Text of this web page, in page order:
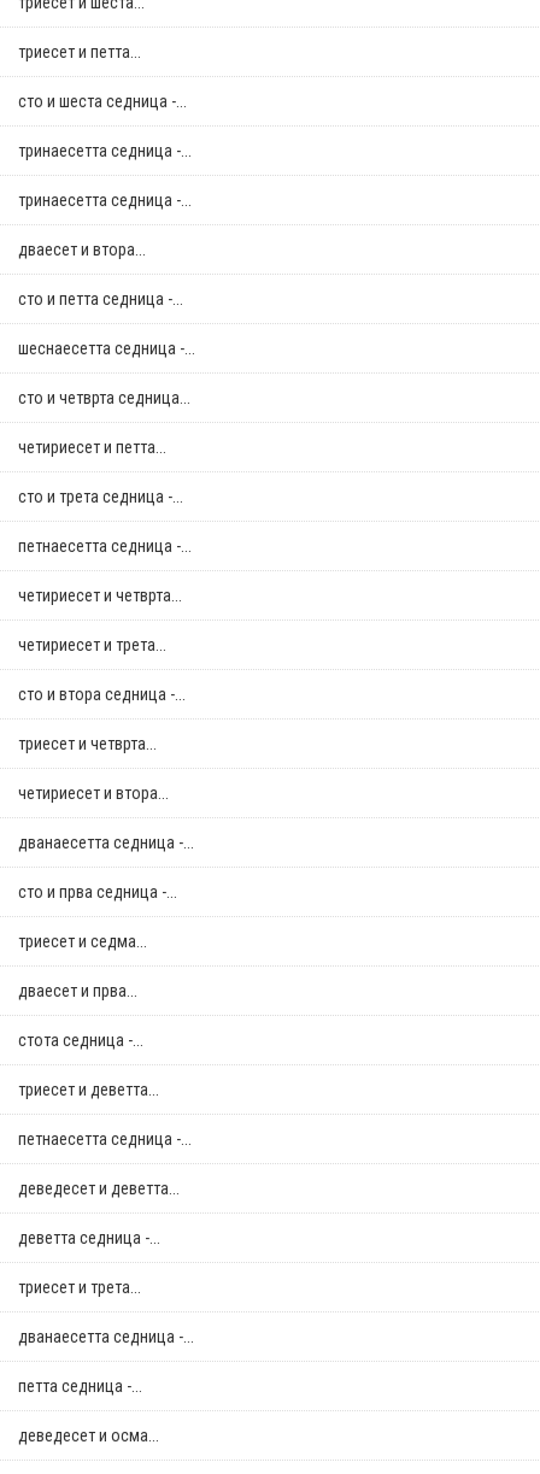
триесет и петта...
сто и шеста седница -...
тринаесетта седница -...
тринаесетта седница -...
дваесет и втора...
сто и петта седница -...
шеснаесетта седница -...
сто и четврта седница...
четириесет и петта...
сто и трета седница -...
петнаесетта седница -...
четириесет и четврта...
четириесет и трета...
сто и втора седница -...
триесет и четврта...
четириесет и втора...
дванаесетта седница -...
сто и прва седница -...
триесет и седма...
дваесет и прва...
стотa седница -...
триесет и деветта...
петнаесетта седница -...
деведесет и деветта...
деветта седница -...
триесет и трета...
дванаесетта седница -...
петта седница -...
деведесет и осма...